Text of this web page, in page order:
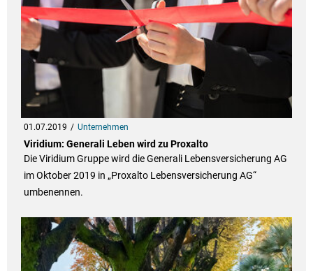
01.07.2019 Unternehmen
Viridium: Generali Leben wird zu Proxalto
Die Viridium Gruppe wird die Generali Lebensversicherung AG
im Oktober 2019 in „Proxalto Lebensversicherung AG“
umbenennen.